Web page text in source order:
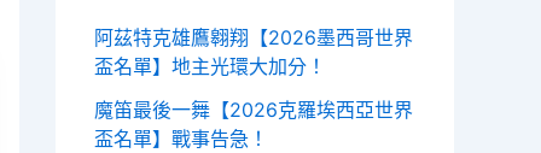
阿茲特克雄鷹翱翔【2026墨西哥世界
盃名單】地主光環大加分！
魔笛最後一舞【2026克羅埃西亞世界
盃名單】戰事告急！